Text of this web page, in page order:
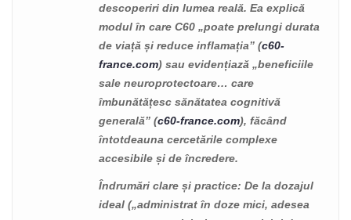
descoperiri din lumea reală. Ea explică
modul în care C60 „poate prelungi durata
de viață și reduce inflamația” (c60-
france.com) sau evidențiază „beneficiile
sale neuroprotectoare… care
îmbunătățesc sănătatea cognitivă
generală” (c60-france.com), făcând
întotdeauna cercetările complexe
accesibile și de încredere.
Îndrumări clare și practice: De la dozajul
ideal („administrat în doze mici, adesea